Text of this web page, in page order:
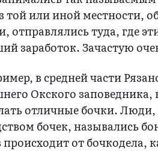
той или иной местности,
отправлялись туда, где
заработок. Зачастую
в средней части
Окского заповедника,
отличные бочки.
бочек, назывались
происходит от бочкодела,